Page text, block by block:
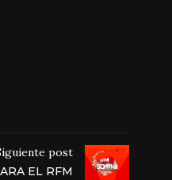
post
EL RFM